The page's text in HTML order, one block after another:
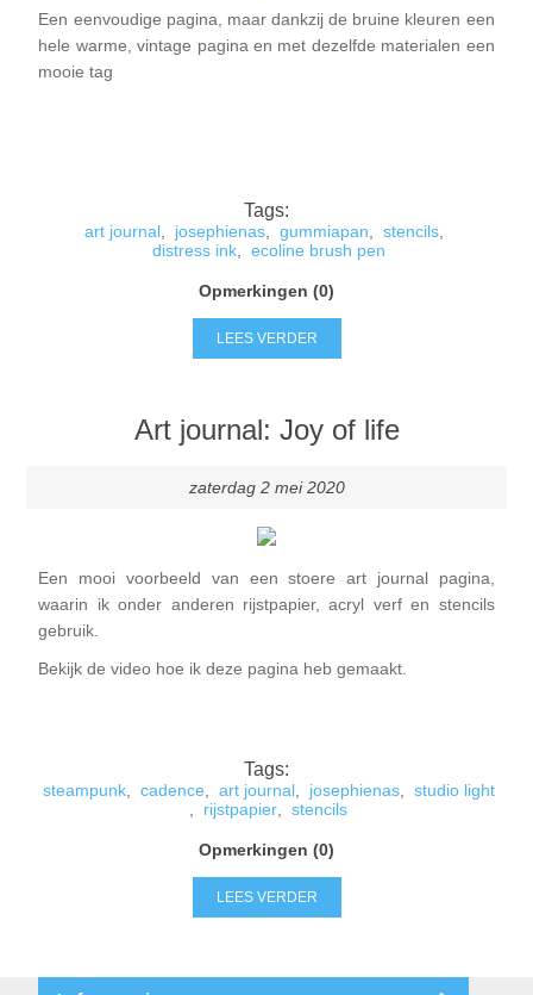
Een eenvoudige pagina, maar dankzij de bruine kleuren een
hele warme, vintage pagina en met dezelfde materialen een
mooie tag
Tags:
art journal, josephienas, gummiapan stencils,
distress ink, ecoline brush pen
Opmerkingen (0)
LEES VERDER
Art journal: Joy of life
zaterdag 2 mei 2020
Een mooi voorbeeld van een stoere art journal pagina,
waarin ik onder anderen rijstpapier, acryl verf en stencils
gebruik.
Bekijk de video hoe ik deze pagina heb gemaakt.
Tags:
steampunk, cadence art journal, josephienas,
studio light
rijstpapier stencils
Opmerkingen (0)
LEES VERDER